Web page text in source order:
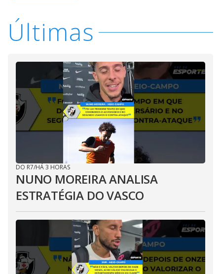
Últimas
DO R7/HÁ 3 HORAS
NUNO MOREIRA ANALISA
ESTRATÉGIA DO VASCO